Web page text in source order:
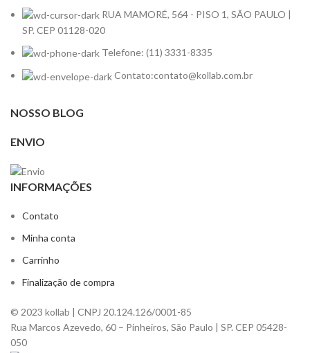
RUA MAMORÉ, 564 - PISO 1, SÃO PAULO |
SP. CEP 01128-020
Telefone: (11) 3331-8335
Contato:contato@kollab.com.br
NOSSO BLOG
ENVIO
INFORMAÇÕES
Contato
Minha conta
Carrinho
Finalização de compra
© 2023 kollab | CNPJ 20.124.126/0001-85
Rua Marcos Azevedo, 60 – Pinheiros, São Paulo | SP. CEP 05428-
050